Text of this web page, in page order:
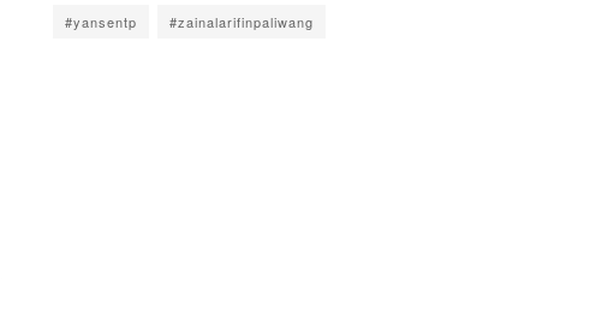
#yansentp #zainalarifinpaliwang